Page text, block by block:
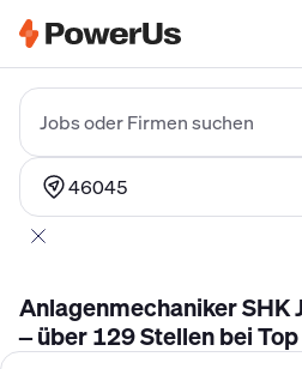
Jobs oder Firmen suchen
46045
Anlagenmechaniker SHK
– über 129 Stellen bei